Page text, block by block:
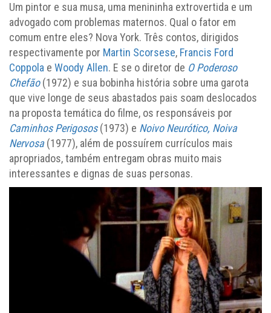
Um pintor e sua musa, uma menininha extrovertida e um
advogado com problemas maternos. Qual o fator em
comum entre eles? Nova York. Três contos, dirigidos
respectivamente por Martin Scorsese, Francis Ford
Coppola e Woody Allen. E se o diretor de O Poderoso
Chefão(1972) e sua bobinha história sobre uma garota
que vive longe de seus abastados pais soam deslocados
na proposta temática do filme, os responsáveis por
Caminhos Perigosos (1973) e Noivo Neurótico, Noiva
Nervosa (1977), além de possuírem currículos mais
apropriados, também entregam obras muito mais
interessantes e dignas de suas personas.